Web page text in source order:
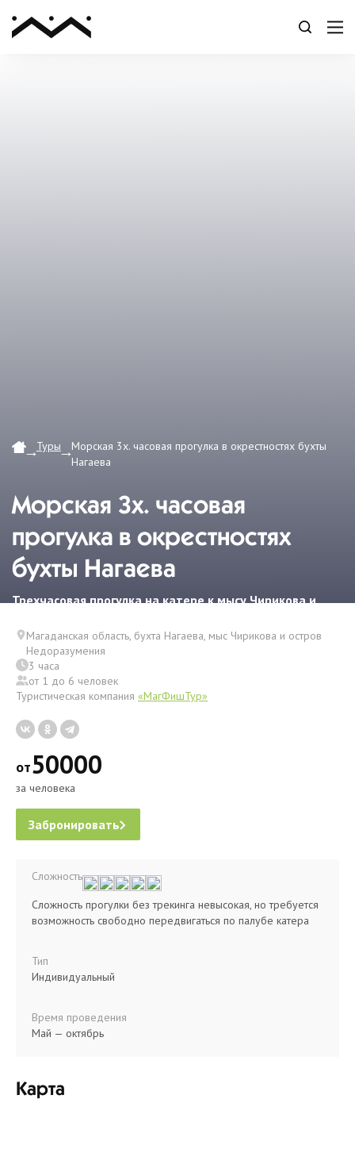
Туры
Морская 3х. часовая прогулка в окрестностях бухты
Нагаева
Морская 3х. часовая
прогулка в окрестностях
бухты Нагаева
Трехчасовая прогулка на катере к мысу Чирикова и
Магаданская область, бухта Нагаева, мыс Чирикова и остров
Недоразумения
3 часа
от 1 до 6 человек
Туристическая компания «МагФишТур»
от50000
за человека
Забронировать
Сложность
Сложность прогулки без трекинга невысокая, но требуется
возможность свободно передвигаться по палубе катера
Тип
Индивидуальный
Время проведения
Май — октябрь
Карта